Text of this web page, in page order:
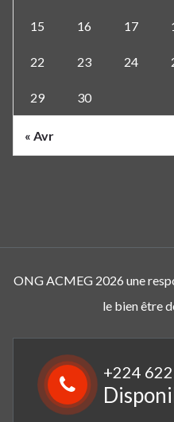
15 16 17
22 23 24
29 30
« Avr
ONG ACMEG 2026 une
le bien être
+224